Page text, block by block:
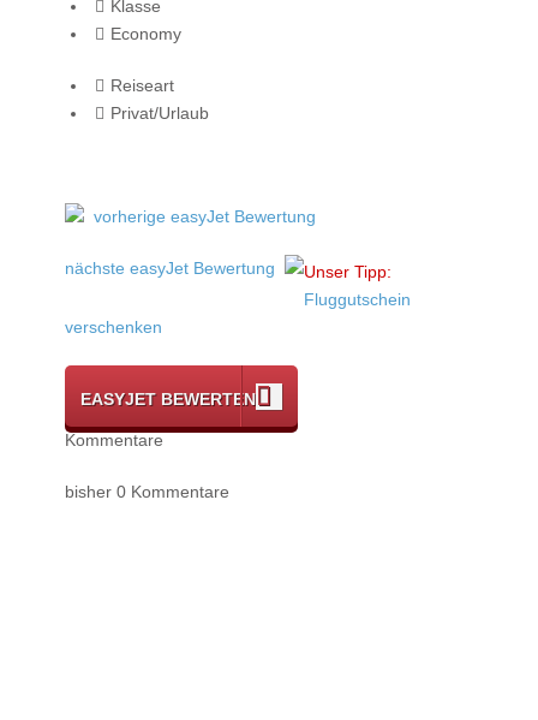
Klasse
Economy
Reiseart
Privat/Urlaub
vorherige easyJet Bewertung
nächste easyJet Bewertung
Unser Tipp:
Fluggutschein
verschenken
EASYJET BEWERTEN
Kommentare
bisher 0 Kommentare